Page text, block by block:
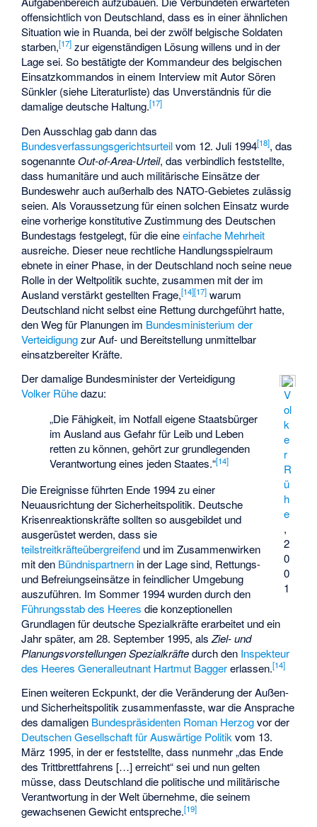
offensichtlich von Deutschland, dass es in einer ähnlichen
Situation wie in Ruanda, bei der zwölf belgische Soldaten
starben,[17] zur eigenständigen Lösung willens und in der
Lage sei. So bestätigte der Kommandeur des belgischen
Einsatzkommandos in einem Interview mit Autor Sören
Sünkler (siehe Literaturliste) das Unverständnis für die
damalige deutsche Haltung.[17]
Den Ausschlag gab dann das
Bundesverfassungsgerichtsurteilvom 12. Juli 1994[18], das
sogenannteOut-of-Area-Urteil, das verbindlich feststellte,
dass humanitäre und auch militärische Einsätze der
Bundeswehr auch außerhalb des NATO-Gebietes zulässig
seien. Als Voraussetzung für einen solchen Einsatz wurde
eine vorherige konstitutive Zustimmung des Deutschen
Bundestags festgelegt, für die eineeinfache Mehrheit
ausreiche. Dieser neue rechtliche Handlungsspielraum
ebnete in einer Phase, in der Deutschland noch seine neue
Rolle in der Weltpolitik suchte, zusammen mit der im
Ausland verstärkt gestellten Frage,[14][17] warum
Deutschland nicht selbst eine Rettung durchgeführt hatte,
den Weg für Planungen im Bundesministerium der
Verteidigungzur Auf- und Bereitstellung unmittelbar
einsatzbereiter Kräfte.
V
ol
k
e
r
R
ü
h
e
,
2
0
0
1
Der damalige Bundesminister der Verteidigung
Volker Rühedazu:
„Die Fähigkeit, im Notfall eigene Staatsbürger
im Ausland aus Gefahr für Leib und Leben
retten zu können, gehört zur grundlegenden
Verantwortung eines jeden Staates.“[14]
Die Ereignisse führten Ende 1994 zu einer
Neuausrichtung der Sicherheitspolitik. Deutsche
Krisenreaktionskräfte sollten so ausgebildet und
ausgerüstet werden, dass sie
teilstreitkräfteübergreifend und im Zusammenwirken
mit den Bündnispartnern in der Lage sind, Rettungs-
und Befreiungseinsätze in feindlicher Umgebung
auszuführen. Im Sommer 1994 wurden durch den
Führungsstab des Heeres die konzeptionellen
Grundlagen für deutsche Spezialkräfte erarbeitet und ein
Jahr später, am 28. September 1995, alsZiel- und
Planungsvorstellungen Spezialkräftedurch den Inspekteur
des Heeres Generalleutnant Hartmut Baggererlassen.[14]
Einen weiteren Eckpunkt, der die Veränderung der Außen-
und Sicherheitspolitik zusammenfasste, war die Ansprache
des damaligen Bundespräsidenten Roman Herzogvor der
Deutschen Gesellschaft für Auswärtige Politikvom 13.
März 1995, in der er feststellte, dass nunmehr „das Ende
des Trittbrettfahrens […] erreicht“ sei und nun gelten
müsse, dass Deutschland die politische und militärische
Verantwortung in der Welt übernehme, die seinem
gewachsenen Gewicht entspreche.[19]